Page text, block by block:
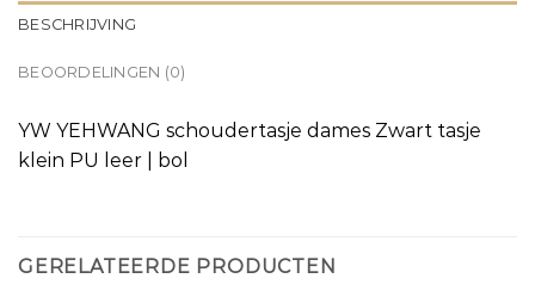
BESCHRIJVING
BEOORDELINGEN (0)
YW YEHWANG schoudertasje dames Zwart tasje
klein PU leer | bol
GERELATEERDE PRODUCTEN